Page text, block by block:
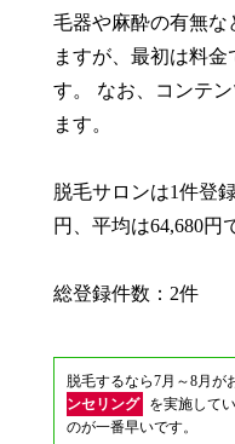
毛器や麻酔の有無な
ますが、最初は料
す。 なお、コンテ
ます。
脱毛サロンは1件登
円、平均は64,680円
総登録件数：2件
脱毛するなら7月～8月が
ンセリング
を実施して
のが一番早いです。